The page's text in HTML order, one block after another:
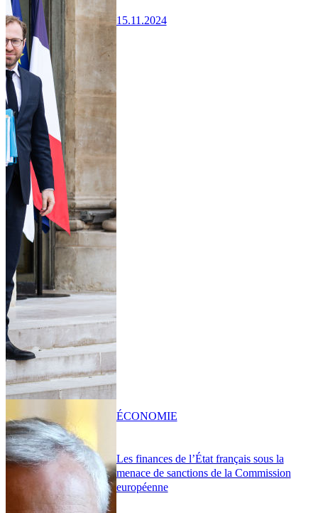
15.11.2024
Les finances de l’État français sous la
menace de sanctions de la Commission
européenne
ÉCONOMIE